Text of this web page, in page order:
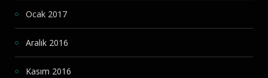
Ocak 2017
Aralık 2016
Kasım 2016